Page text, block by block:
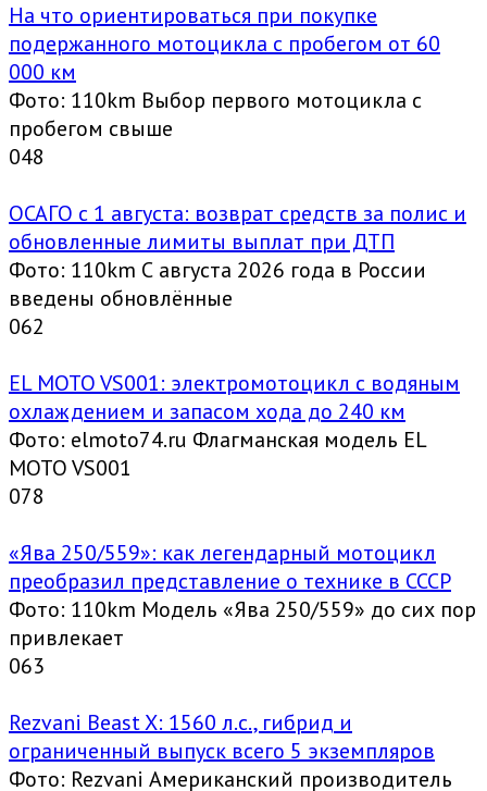
На что ориентироваться при покупке
подержанного мотоцикла с пробегом от 60
000 км
Фото: 110km Выбор первого мотоцикла с
пробегом свыше
048
ОСАГО с 1 августа: возврат средств за полис и
обновленные лимиты выплат при ДТП
Фото: 110km С августа 2026 года в России
введены обновлённые
062
EL MOTO VS001: электромотоцикл с водяным
охлаждением и запасом хода до 240 км
Фото: elmoto74.ru Флагманская модель EL
MOTO VS001
078
«Ява 250/559»: как легендарный мотоцикл
преобразил представление о технике в СССР
Фото: 110km Модель «Ява 250/559» до сих пор
привлекает
063
Rezvani Beast X: 1560 л.с., гибрид и
ограниченный выпуск всего 5 экземпляров
Фото: Rezvani Американский производитель